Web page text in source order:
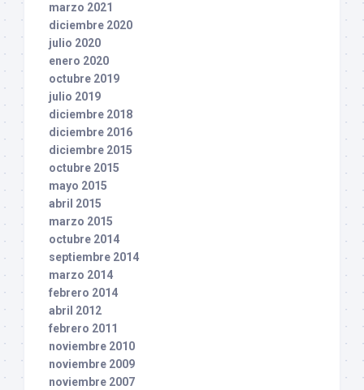
marzo 2021
diciembre 2020
julio 2020
enero 2020
octubre 2019
julio 2019
diciembre 2018
diciembre 2016
diciembre 2015
octubre 2015
mayo 2015
abril 2015
marzo 2015
octubre 2014
septiembre 2014
marzo 2014
febrero 2014
abril 2012
febrero 2011
noviembre 2010
noviembre 2009
noviembre 2007